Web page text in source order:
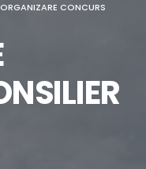
ORGANIZARE CONCURS